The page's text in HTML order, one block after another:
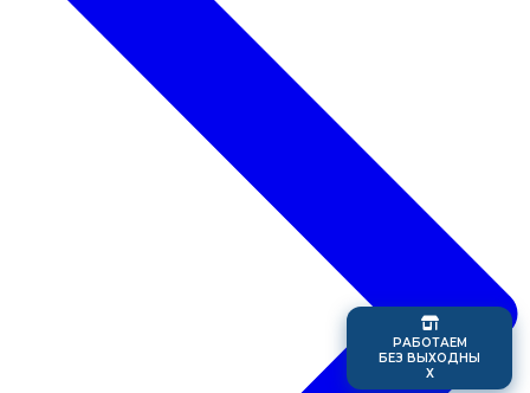
РАБОТАЕМ
БЕЗ ВЫХОДНЫ
Х